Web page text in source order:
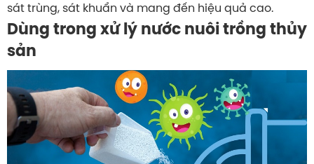
sát trùng, sát khuẩn và mang đến hiệu quả cao.
Dùng trong xử lý nước nuôi trồng thủy
sản